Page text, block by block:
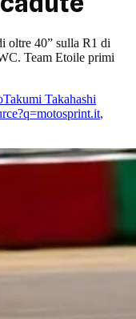
oltre 40” sulla R1 di
Team Etoile primi
Takumi Takahashi
,